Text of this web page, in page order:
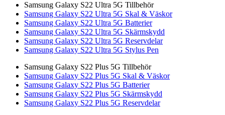
Samsung Galaxy S22 Ultra 5G Tillbehör
Samsung Galaxy S22 Ultra 5G Skal & Väskor
Samsung Galaxy S22 Ultra 5G Batterier
Samsung Galaxy S22 Ultra 5G Skärmskydd
Samsung Galaxy S22 Ultra 5G Reservdelar
Samsung Galaxy S22 Ultra 5G Stylus Pen
Samsung Galaxy S22 Plus 5G Tillbehör
Samsung Galaxy S22 Plus 5G Skal & Väskor
Samsung Galaxy S22 Plus 5G Batterier
Samsung Galaxy S22 Plus 5G Skärmskydd
Samsung Galaxy S22 Plus 5G Reservdelar